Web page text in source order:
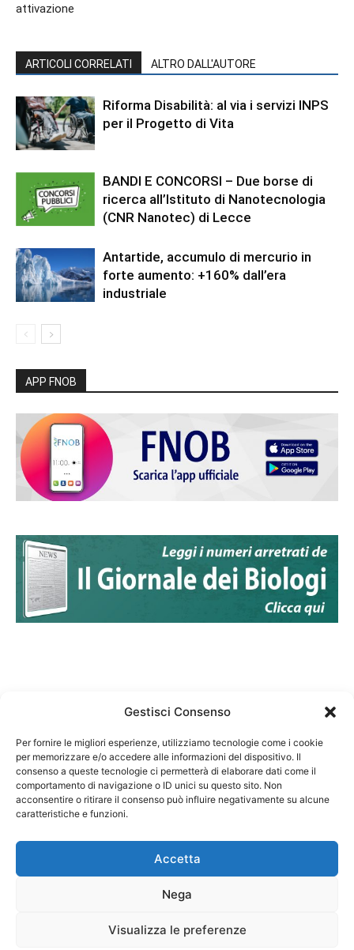
Gestisci Consenso
Per fornire le migliori esperienze, utilizziamo tecnologie come i cookie
per memorizzare e/o accedere alle informazioni del dispositivo. Il
consenso a queste tecnologie ci permetterà di elaborare dati come il
comportamento di navigazione o ID unici su questo sito. Non
acconsentire o ritirare il consenso può influire negativamente su alcune
caratteristiche e funzioni.
Accetta
Nega
Visualizza le preferenze
attivazione
ARTICOLI CORRELATI ALTRO DALL'AUTORE
Riforma Disabilità: al via i servizi INPS
per il Progetto di Vita
BANDI E CONCORSI – Due borse di
ricerca all’Istituto di Nanotecnologia
(CNR Nanotec) di Lecce
Antartide, accumulo di mercurio in
forte aumento: +160% dall’era
industriale
APP FNOB
Federazione Nazionale Degli Ordini dei Biologi:
codice fiscale 80069130583
Responsabile sito internet www.fnob.it:
Privacy Policy Cookie Policy